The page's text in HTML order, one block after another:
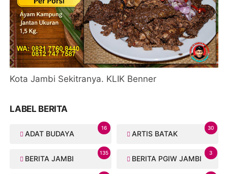
Kota Jambi Sekitranya. KLIK Benner
LABEL BERITA
ADAT BUDAYA
16
ARTIS BATAK
30
BERITA JAMBI
135
BERITA PGIW JAMBI
3